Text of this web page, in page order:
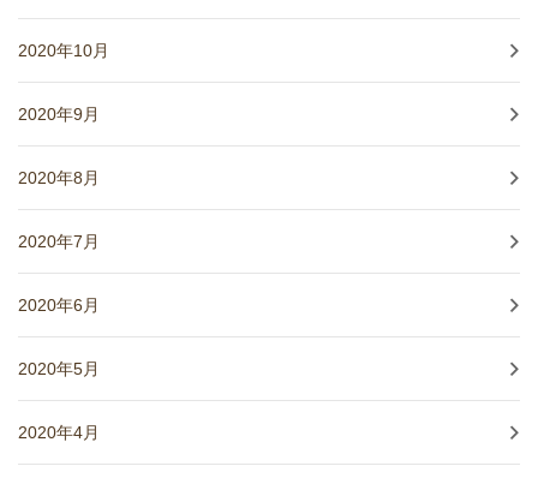
2020年10月
2020年9月
2020年8月
2020年7月
2020年6月
2020年5月
2020年4月